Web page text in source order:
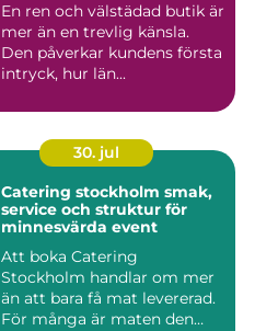
En ren och välstädad butik är
mer än en trevlig känsla.
Den påverkar kundens första
intryck, hur län...
30. jul
Catering stockholm smak,
service och struktur för
minnesvärda event
Att boka Catering
Stockholm handlar om mer
än att bara få mat levererad.
För många är maten den